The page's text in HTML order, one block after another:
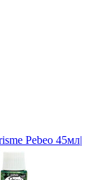
Pebeo 45мл|